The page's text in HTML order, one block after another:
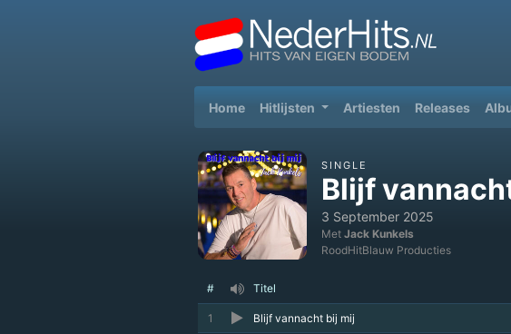
Home(current)
Hitlijsten Artiesten Releases
SINGLE
Blijf
3 September 2025
Met Jack Kunkels
RoodHitBlauw Producties
# Titel
1 Blijf vannacht bij mij